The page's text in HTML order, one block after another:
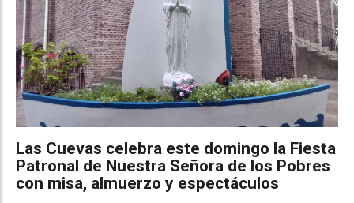
Las Cuevas celebra este domingo la Fiesta
Patronal de Nuestra Señora de los Pobres
con misa, almuerzo y espectáculos